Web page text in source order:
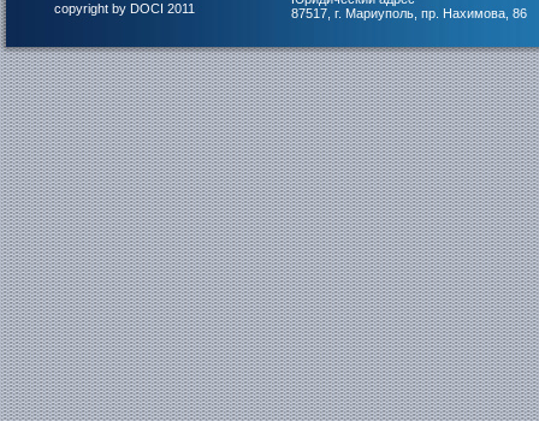
copyright by DOCI 2011
87517, г. Мариуполь, пр. Нахимова, 86